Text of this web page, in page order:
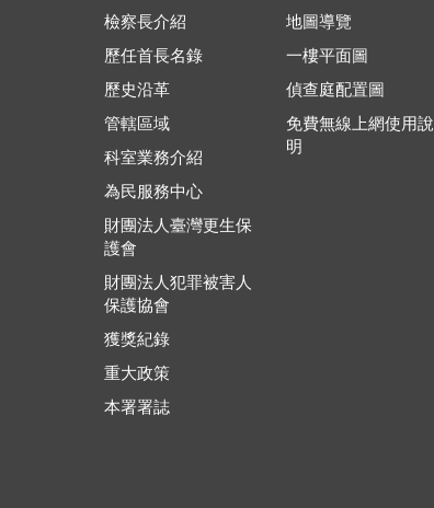
檢察長介紹
歷任首長名錄
歷史沿革
管轄區域
科室業務介紹
為民服務中心
財團法人臺灣更生保
護會
財團法人犯罪被害人
保護協會
獲獎紀錄
重大政策
本署署誌
地圖導覽
一樓平面圖
偵查庭配置圖
免費無線上網使用說
明